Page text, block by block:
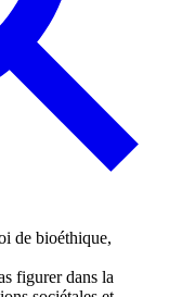
figurer dans la